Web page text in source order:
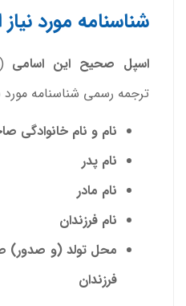
شناسنامه مورد
اسپل صحیح این اسامی
ترجمه رسمی شناسنامه مورد
نام و نام خانوادگی
نام پدر
نام مادر
نام فرزندان
محل تولد (و صدور)
فرزندان